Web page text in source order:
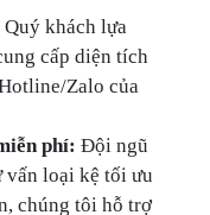
Quý khách lựa
cấp diện tích
Zalo của
phí: Đội ngũ
vấn loại kệ tối ưu
chúng tôi hỗ trợ